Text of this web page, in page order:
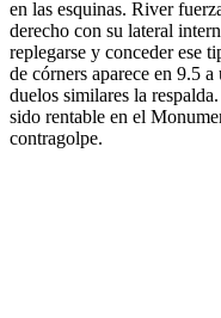
en las esquinas. River
derecho con su lateral
replegarse y conceder ese
de córners aparece en 9.5
duelos similares la
sido rentable en el
contragolpe.